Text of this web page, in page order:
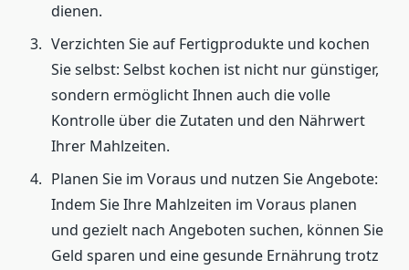
dienen.
Verzichten Sie auf Fertigprodukte und kochen
Sie selbst: Selbst kochen ist nicht nur günstiger,
sondern ermöglicht Ihnen auch die volle
Kontrolle über die Zutaten und den Nährwert
Ihrer Mahlzeiten.
Planen Sie im Voraus und nutzen Sie Angebote:
Indem Sie Ihre Mahlzeiten im Voraus planen
und gezielt nach Angeboten suchen, können Sie
Geld sparen und eine gesunde Ernährung trotz